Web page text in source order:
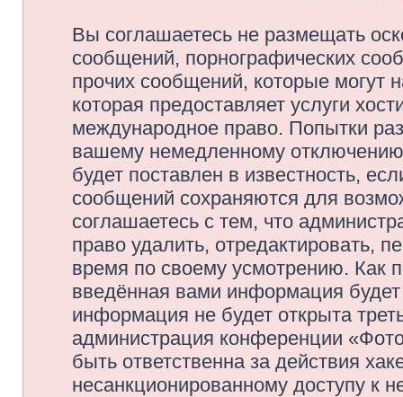
Вы соглашаетесь не размещать
сообщений, порнографических
прочих сообщений, которые могут
которая предоставляет услуги
международное право. Попытки
вашему немедленному
будет поставлен в известность,
сообщений сохраняются для
соглашаетесь с тем, что
право удалить, отредактировать,
время по своему усмотрению. Как
введённая вами информация
информация не будет открыта
администрация конференции
быть ответственна за действия
несанкционированному доступу к